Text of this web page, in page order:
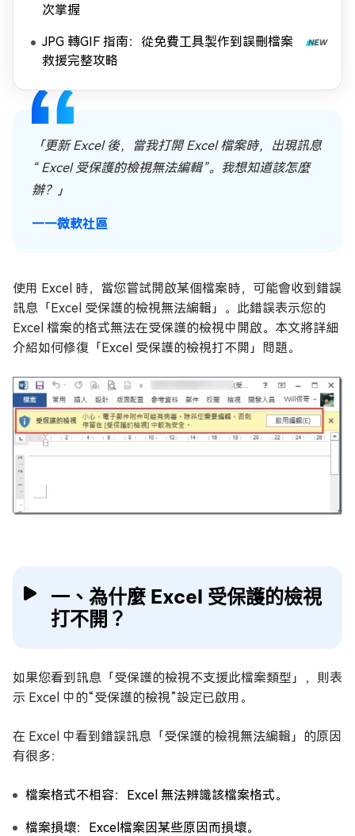
次掌握
JPG 轉GIF 指南：從免費工具製作到誤刪檔案
救援完整攻略
「更新 Excel 後，當我打開 Excel 檔案時，出現訊息
“ Excel 受保護的檢視無法編輯”。我想知道該怎麼
辦？」
——微軟社區
使用 Excel 時，當您嘗試開啟某個檔案時，可能會收到錯誤
訊息「Excel 受保護的檢視無法編輯」。此錯誤表示您的
Excel 檔案的格式無法在受保護的檢視中開啟。本文將詳細
介紹如何修復「Excel 受保護的檢視打不開」問題。
一、為什麼 Excel 受保護的檢視
打不開？
如果您看到訊息「受保護的檢視不支援此檔案類型」，則表
示 Excel 中的“受保護的檢視”設定已啟用。
在 Excel 中看到錯誤訊息「受保護的檢視無法編輯」的原因
有很多：
檔案格式不相容：Excel 無法辨識該檔案格式。
檔案損壞：Excel檔案因某些原因而損壞。